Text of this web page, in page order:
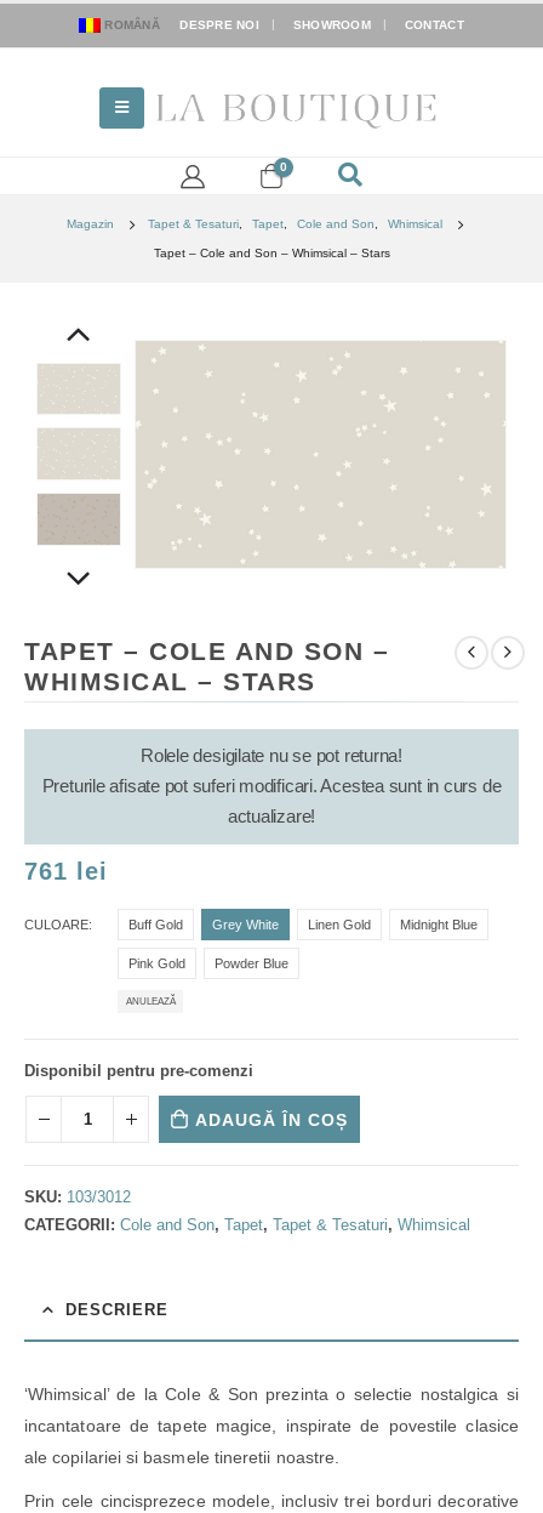
ROMÂNĂ DESPRE NOI SHOWROOM CONTACT
0
Magazin Tapet & Tesaturi Tapet Cole and Son Whimsical
Tapet – Cole and Son – Whimsical – Stars
TAPET – COLE AND SON –
WHIMSICAL – STARS
Rolele desigilate nu se pot returna!
Preturile afisate pot suferi modificari. Acestea sunt in curs de
actualizare!
761 lei
CULOARE Buff Gold Grey White Linen Gold Midnight Blue
Pink Gold Powder Blue
ANULEAZĂ
Disponibil pentru pre-comenzi
ADAUGĂ ÎN COȘ
SKU: 103/3012
CATEGORII: Cole and Son, Tapet, Tapet & Tesaturi, Whimsical
DESCRIERE
‘Whimsical’ de la Cole & Son prezinta o selectie nostalgica si
incantatoare de tapete magice, inspirate de povestile clasice
ale copilariei si basmele tineretii noastre.
Prin cele cincisprezece modele, inclusiv trei borduri decorative